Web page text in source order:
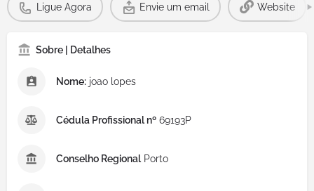
Ligue Agora Envie um email Website
Sobre | Detalhes
Nome: joao lopes
Cédula Profissional nº 69193P
Conselho RegionalPorto